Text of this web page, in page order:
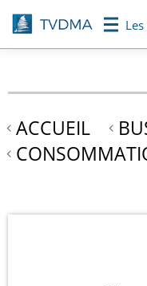
Aller
au
contenu
ACCUEIL